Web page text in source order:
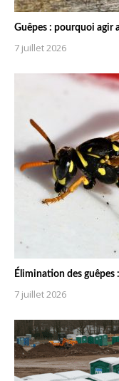
Guêpes : pourquoi agir
7 juillet 2026
Élimination des guêpes
7 juillet 2026